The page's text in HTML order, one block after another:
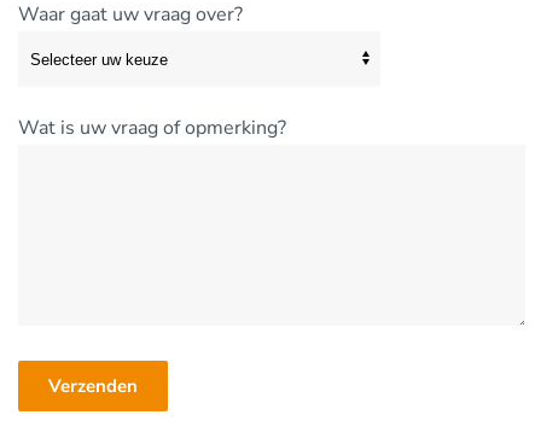
Waar gaat uw vraag over?
Wat is uw vraag of opmerking?